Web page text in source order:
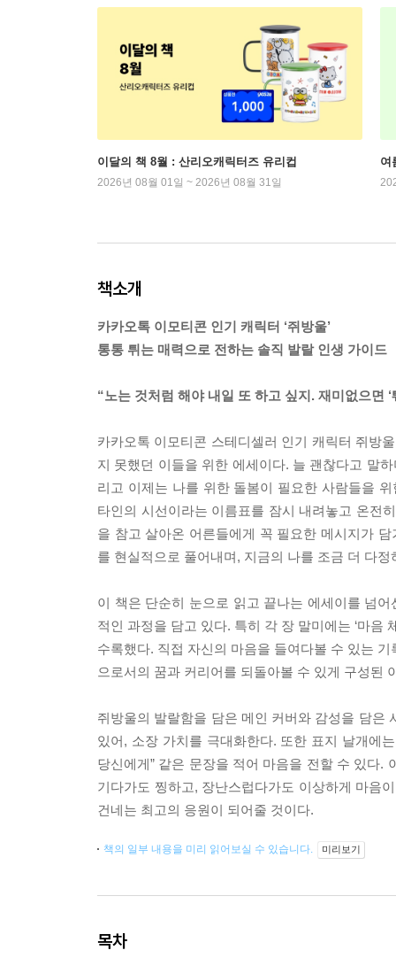
이달의 책 8월 : 산리오캐릭터즈 유리컵
2026년 08월 01일 ~ 2026년 08월 31일
여
책소개
카카오톡 이모티콘 인기 캐릭터 ‘쥐방울’
통통 튀는 매력으로 전하는 솔직 발랄 인생 가이드
“노는 것처럼 해야 내일 또 하고 싶지. 재미없으면 ‘
카카오톡 이모티콘 스테디셀러 인기 캐릭터 쥐방
지 못했던 이들을 위한 에세이다. 늘 괜찮다고 말
리고 이제는 나를 위한 돌봄이 필요한 사람들을
타인의 시선이라는 이름표를 잠시 내려놓고 온전
을 참고 살아온 어른들에게 꼭 필요한 메시지가 담
를 현실적으로 풀어내며, 지금의 나를 조금 더 다
이 책은 단순히 눈으로 읽고 끝나는 에세이를 넘
적인 과정을 담고 있다. 특히 각 장 말미에는 ‘마음
수록했다. 직접 자신의 마음을 들여다볼 수 있는 기
으로서의 꿈과 커리어를 되돌아볼 수 있게 구성된
쥐방울의 발랄함을 담은 메인 커버와 감성을 담은
있어, 소장 가치를 극대화한다. 또한 표지 날개에
당신에게” 같은 문장을 적어 마음을 전할 수 있다.
기다가도 찡하고, 장난스럽다가도 이상하게 마음
건네는 최고의 응원이 되어줄 것이다.
책의 일부 내용을 미리 읽어보실 수 있습니다. 미리보기
목차